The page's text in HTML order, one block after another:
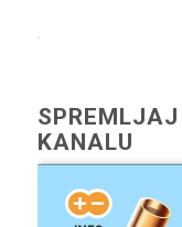
KANALU